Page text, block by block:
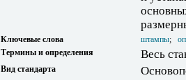
Ключевые слова штампы;
Термины и определения
Весь
Вид стандарта